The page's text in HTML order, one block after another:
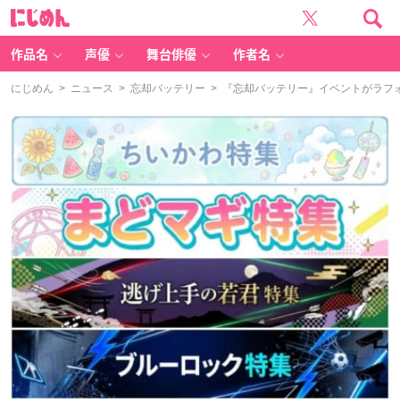
作品名 声優 舞台俳優 作者名
にじめん > ニュース > 忘却バッテリー > 『忘却バッテリー』イベントがラフ